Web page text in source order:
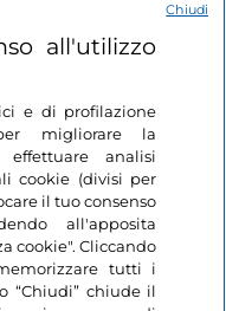
all'utilizzo
e di profilazione
migliorare la
analisi
cookie (divisi per
il tuo consenso
all'apposita
cookie". Cliccando
tutti i
“Chiudi” chiude il
Chiudi